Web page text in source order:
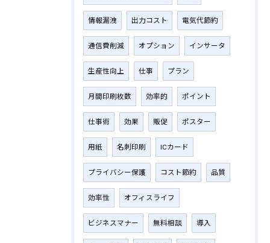
情報漏洩 出力コスト 電気代節約
通信費削減 オプション インサータ
生産性向上 仕事 プラン
月間印刷枚数 効率的 ポイント
仕事術 効果 販促 ポスター
用紙 名刺印刷 ICカード
プライバシー保護 コスト節約 品質
効率性 オフィスライフ
ビジネスマナー 無料相談 導入